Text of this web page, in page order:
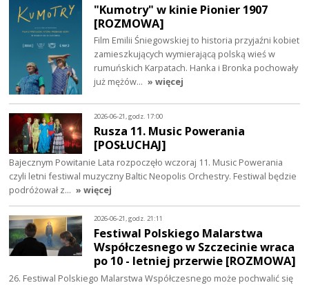
"Kumotry" w kinie Pionier 1907
[ROZMOWA]
Film Emilii Śniegowskiej to historia przyjaźni kobiet
zamieszkujących wymierającą polską wieś w
rumuńskich Karpatach. Hanka i Bronka pochowały
już mężów… » więcej
2026-06-21, godz. 17:00
Rusza 11. Music Powerania
[POSŁUCHAJ]
Bajecznym Powitanie Lata rozpoczęło wczoraj 11. Music Powerania
czyli letni festiwal muzyczny Baltic Neopolis Orchestry. Festiwal będzie
podróżował z… » więcej
2026-06-21, godz. 21:11
Festiwal Polskiego Malarstwa
Współczesnego w Szczecinie wraca
po 10 - letniej przerwie [ROZMOWA]
26. Festiwal Polskiego Malarstwa Współczesnego może pochwalić się